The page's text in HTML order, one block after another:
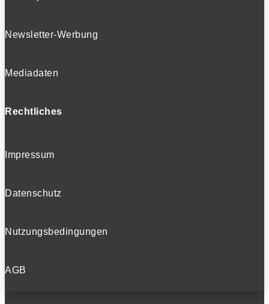
Newsletter-Werbung
Mediadaten
Rechtliches
Impressum
Datenschutz
Nutzungsbedingungen
AGB